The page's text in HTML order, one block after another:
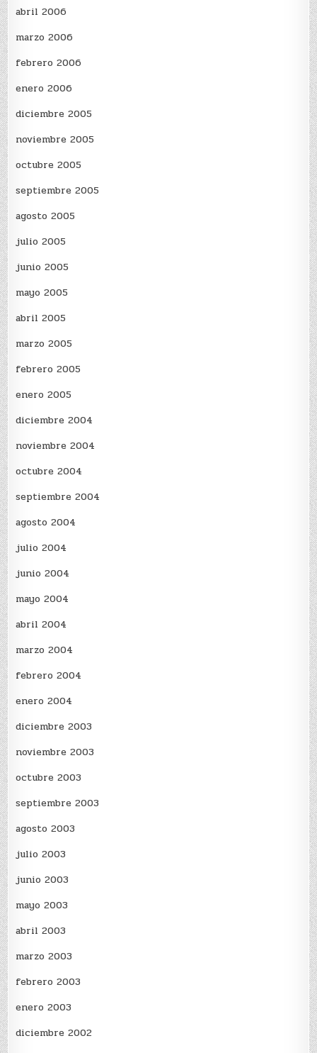
abril 2006
marzo 2006
febrero 2006
enero 2006
diciembre 2005
noviembre 2005
octubre 2005
septiembre 2005
agosto 2005
julio 2005
junio 2005
mayo 2005
abril 2005
marzo 2005
febrero 2005
enero 2005
diciembre 2004
noviembre 2004
octubre 2004
septiembre 2004
agosto 2004
julio 2004
junio 2004
mayo 2004
abril 2004
marzo 2004
febrero 2004
enero 2004
diciembre 2003
noviembre 2003
octubre 2003
septiembre 2003
agosto 2003
julio 2003
junio 2003
mayo 2003
abril 2003
marzo 2003
febrero 2003
enero 2003
diciembre 2002